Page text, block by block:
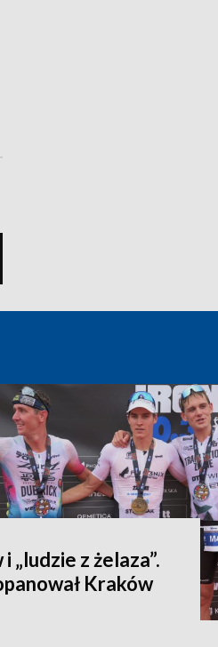
„ludzie z żelaza”.
Kraków